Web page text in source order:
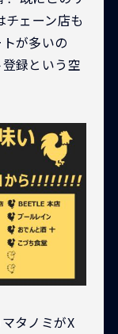
ェーン店も
が多いの
録という空
タノミがX